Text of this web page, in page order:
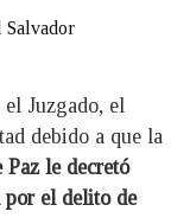
Juzgado, el
debido a que la
Paz le decretó
el delito de